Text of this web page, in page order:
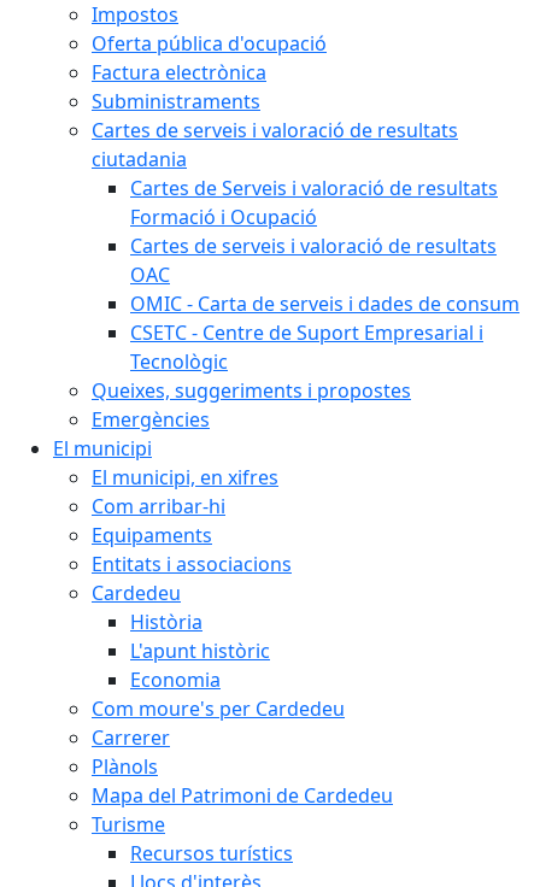
Impostos
Oferta pública d'ocupació
Factura electrònica
Subministraments
Cartes de serveis i valoració de resultats
ciutadania
Cartes de Serveis i valoració de resultats
Formació i Ocupació
Cartes de serveis i valoració de resultats
OAC
OMIC - Carta de serveis i dades de consum
CSETC - Centre de Suport Empresarial i
Tecnològic
Queixes, suggeriments i propostes
Emergències
El municipi
El municipi, en xifres
Com arribar-hi
Equipaments
Entitats i associacions
Cardedeu
Història
L'apunt històric
Economia
Com moure's per Cardedeu
Carrerer
Plànols
Mapa del Patrimoni de Cardedeu
Turisme
Recursos turístics